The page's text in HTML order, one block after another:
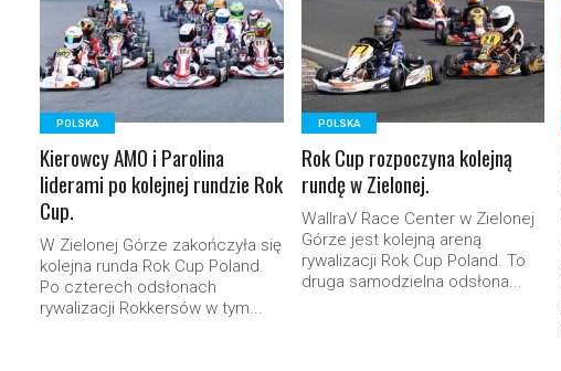
READ MORE
POLSKA
Kierowcy AMO i Parolina
liderami po kolejnej rundzie Rok
Cup.
W Zielonej Górze zakończyła się
kolejna runda Rok Cup Poland.
Po czterech odsłonach
rywalizacji Rokkersów w tym...
READ MORE
POLSKA
Rok Cup rozpoczyna kolejną
rundę w Zielonej.
WallraV Race Center w Zielonej
Górze jest kolejną areną
rywalizacji Rok Cup Poland. To
druga samodzielna odsłona...